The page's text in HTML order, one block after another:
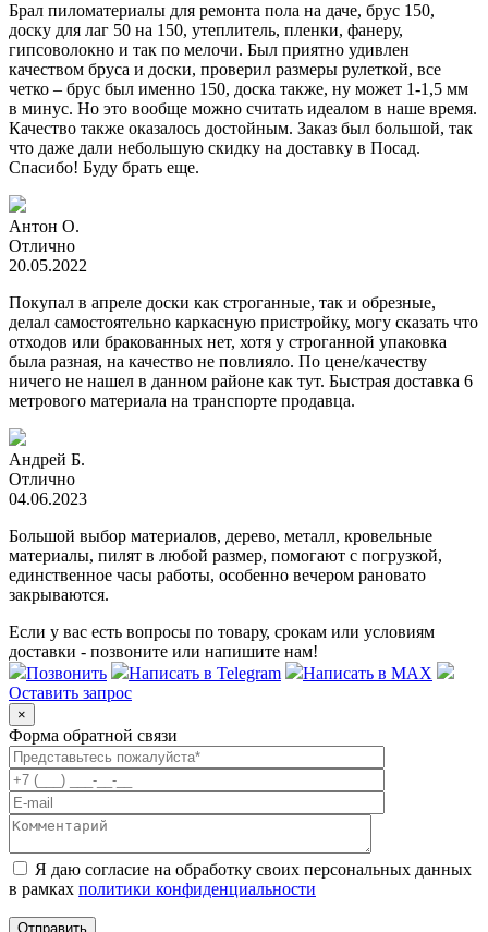
Брал пиломатериалы для ремонта пола на даче, брус 150,
доску для лаг 50 на 150, утеплитель, пленки, фанеру,
гипсоволокно и так по мелочи. Был приятно удивлен
качеством бруса и доски, проверил размеры рулеткой, все
четко – брус был именно 150, доска также, ну может 1-1,5 мм
в минус. Но это вообще можно считать идеалом в наше время.
Качество также оказалось достойным. Заказ был большой, так
что даже дали небольшую скидку на доставку в Посад.
Спасибо! Буду брать еще.
Антон О.
Отлично
20.05.2022
Покупал в апреле доски как строганные, так и обрезные,
делал самостоятельно каркасную пристройку, могу сказать что
отходов или бракованных нет, хотя у строганной упаковка
была разная, на качество не повлияло. По цене/качеству
ничего не нашел в данном районе как тут. Быстрая доставка 6
метрового материала на транспорте продавца.
Андрей Б.
Отлично
04.06.2023
Большой выбор материалов, дерево, металл, кровельные
материалы, пилят в любой размер, помогают с погрузкой,
единственное часы работы, особенно вечером рановато
закрываются.
Если у вас есть вопросы по товару, срокам или условиям
доставки - позвоните или напишите нам!
Позвонить
Написать в Telegram
Написать в MAX
Оставить запрос
×
Форма обратной связи
Я даю согласие на обработку своих персональных данных
в рамках политики конфиденциальности